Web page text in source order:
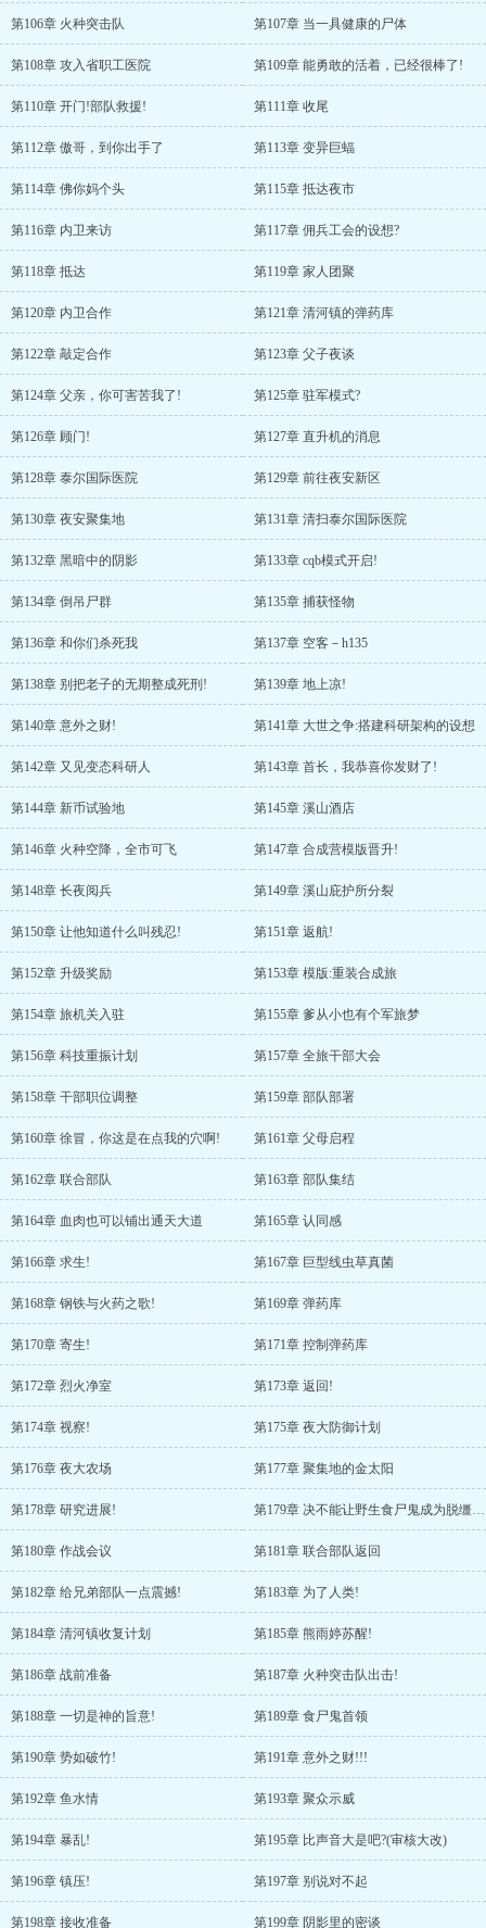
第106章 火种突击队 第107章 当一具健康的尸体
第108章 攻入省职工医院 第109章 能勇敢的活着，已经很棒了!
第110章 开门!部队救援! 第111章 收尾
第112章 傲哥，到你出手了 第113章 变异巨蝠
第114章 佛你妈个头 第115章 抵达夜市
第116章 内卫来访 第117章 佣兵工会的设想?
第118章 抵达 第119章 家人团聚
第120章 内卫合作 第121章 清河镇的弹药库
第122章 敲定合作 第123章 父子夜谈
第124章 父亲，你可害苦我了! 第125章 驻军模式?
第126章 顾门! 第127章 直升机的消息
第128章 泰尔国际医院 第129章 前往夜安新区
第130章 夜安聚集地 第131章 清扫泰尔国际医院
第132章 黑暗中的阴影 第133章 cqb模式开启!
第134章 倒吊尸群 第135章 捕获怪物
第136章 和你们杀死我 第137章 空客－h135
第138章 别把老子的无期整成死刑! 第139章 地上凉!
第140章 意外之财! 第141章 大世之争:搭建科研架构的设想
第142章 又见变态科研人 第143章 首长，我恭喜你发财了!
第144章 新币试验地 第145章 溪山酒店
第146章 火种空降，全市可飞 第147章 合成营模版晋升!
第148章 长夜阅兵 第149章 溪山庇护所分裂
第150章 让他知道什么叫残忍! 第151章 返航!
第152章 升级奖励 第153章 模版:重装合成旅
第154章 旅机关入驻 第155章 爹从小也有个军旅梦
第156章 科技重振计划 第157章 全旅干部大会
第158章 干部职位调整 第159章 部队部署
第160章 徐冒，你这是在点我的穴啊! 第161章 父母启程
第162章 联合部队 第163章 部队集结
第164章 血肉也可以铺出通天大道 第165章 认同感
第166章 求生! 第167章 巨型线虫草真菌
第168章 钢铁与火药之歌! 第169章 弹药库
第170章 寄生! 第171章 控制弹药库
第172章 烈火净室 第173章 返回!
第174章 视察! 第175章 夜大防御计划
第176章 夜大农场 第177章 聚集地的金太阳
第178章 研究进展! 第179章 决不能让野生食尸鬼成为脱缰的野马!
第180章 作战会议 第181章 联合部队返回
第182章 给兄弟部队一点震撼! 第183章 为了人类!
第184章 清河镇收复计划 第185章 熊雨婷苏醒!
第186章 战前准备 第187章 火种突击队出击!
第188章 一切是神的旨意! 第189章 食尸鬼首领
第190章 势如破竹! 第191章 意外之财!!!
第192章 鱼水情 第193章 聚众示威
第194章 暴乱! 第195章 比声音大是吧?(审核大改)
第196章 镇压! 第197章 别说对不起
第198章 接收准备 第199章 阴影里的密谈